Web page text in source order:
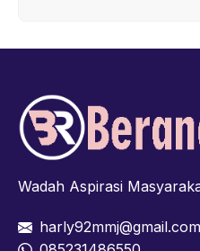
Wadah Aspirasi
harly92mmj@gmail.com